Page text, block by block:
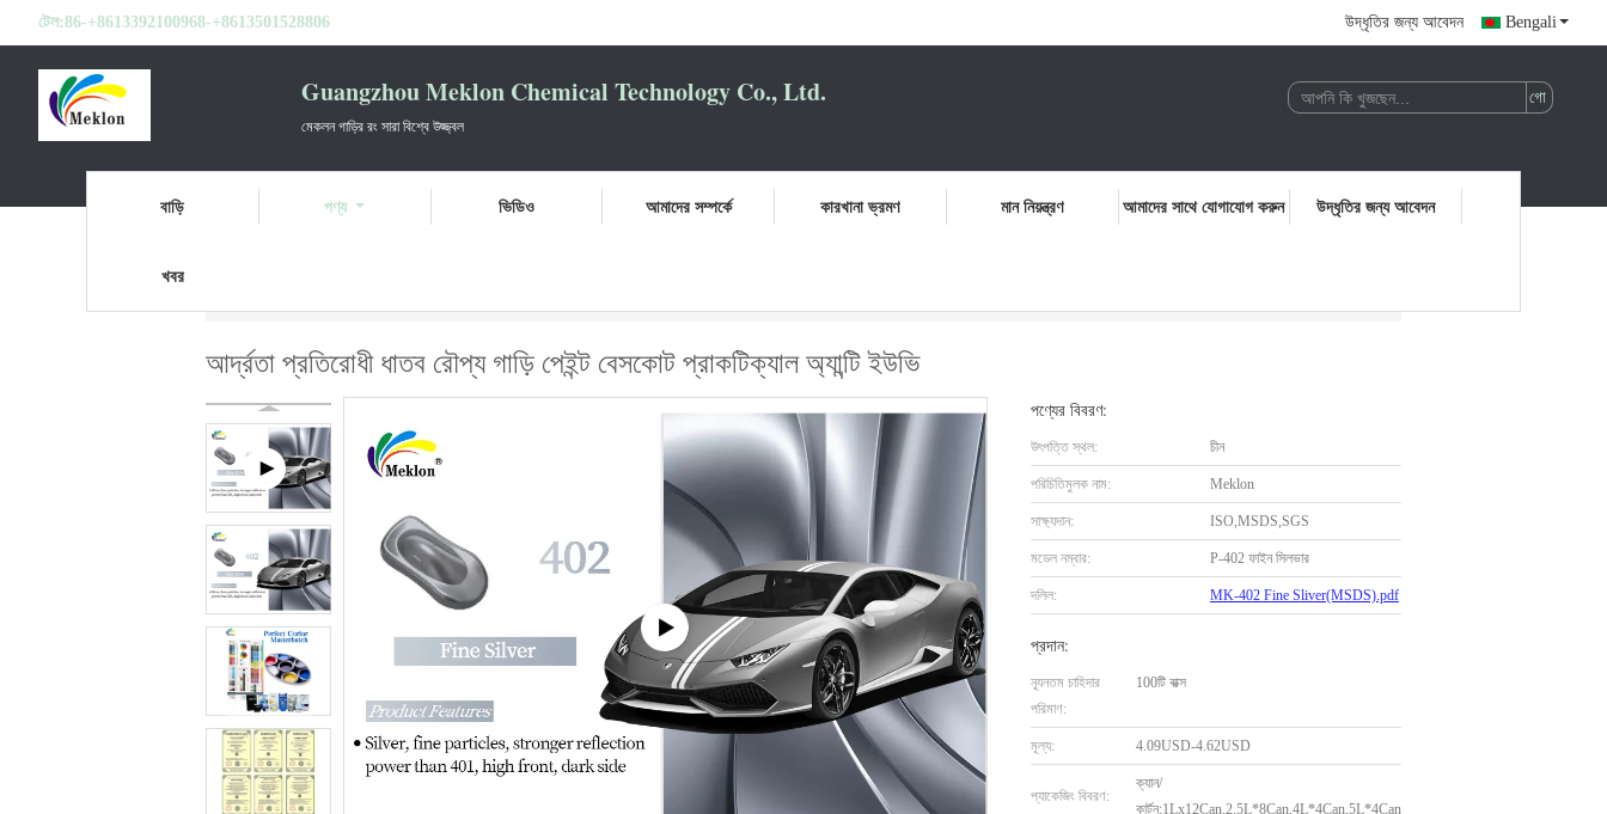
টেল:86-+8613392100968-+8613501528806 উদ্ধৃতির জন্য আবেদন Bengali
Guangzhou Meklon Chemical Technology Co., Ltd.
মেকলন গাড়ির রং সারা বিশ্বে উজ্জ্বল
বাড়ি পণ্য ভিডিও আমাদের সম্পর্কে কারখানা ভ্রমণ মান নিয়ন্ত্রণ আমাদের সাথে যোগাযোগ করুন উদ্ধৃতির জন্য আবেদন
খবর
আর্দ্রতা প্রতিরোধী ধাতব রৌপ্য গাড়ি পেইন্ট বেসকোট প্রাকটিক্যাল অ্যান্টি ইউভি
পণ্যের বিবরণ:
উৎপত্তি স্থল: চীন
পরিচিতিমুলক নাম: Meklon
সাক্ষ্যদান: ISO,MSDS,SGS
মডেল নম্বার: P-402 ফাইন সিলভার
দলিল: MK-402 Fine Sliver(MSDS).pdf
প্রদান:
ন্যূনতম চাহিদার
পরিমাণ:
100টি বাক্স
মূল্য: 4.09USD-4.62USD
প্যাকেজিং বিবরণ:
ক্যান/
কার্টন;1Lx12Can,2.5L*8Can,4L*4Can,5L*4Can